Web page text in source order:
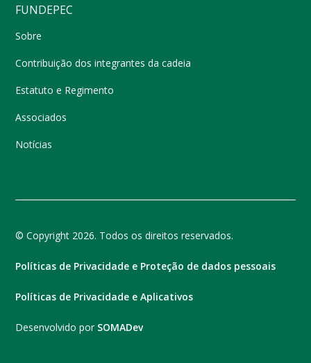
FUNDEPEC
Sobre
Contribuição dos integrantes da cadeia
Estatuto e Regimento
Associados
Notícias
© Copyright 2026. Todos os direitos reservados.
Políticas de Privacidade e Proteção de dados pessoais
Políticas de Privacidade e Aplicativos
Desenvolvido por SOMADev